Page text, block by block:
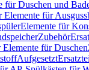
für Duschen und
Elemente für
Elemente für
Zubehör
für Duschen
Aufgesetzt